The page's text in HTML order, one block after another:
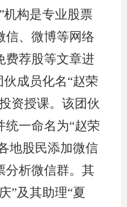
机构是专业股票
信、微博等网络
费荐股等文章进
成员化名“赵荣
资授课。该团伙
统一命名为“赵荣
地股民添加微信
分析微信群。其
”及其助理“夏